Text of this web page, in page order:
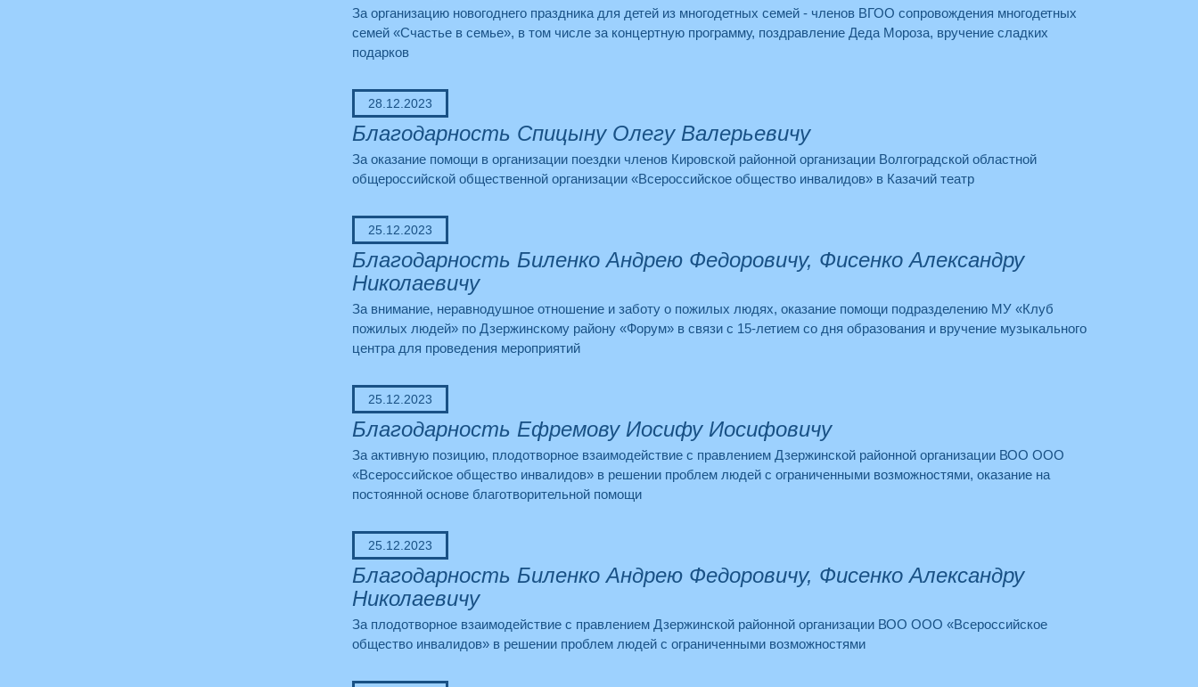
За организацию новогоднего праздника для детей из многодетных семей - членов ВГОО сопровождения многодетных
семей «Счастье в семье», в том числе за концертную программу, поздравление Деда Мороза, вручение сладких
подарков
28.12.2023
Благодарность Спицыну Олегу Валерьевичу
За оказание помощи в организации поездки членов Кировской районной организации Волгоградской областной
общероссийской общественной организации «Всероссийское общество инвалидов» в Казачий театр
25.12.2023
Благодарность Биленко Андрею Федоровичу, Фисенко Александру
Николаевичу
За внимание, неравнодушное отношение и заботу о пожилых людях, оказание помощи подразделению МУ «Клуб
пожилых людей» по Дзержинскому району «Форум» в связи с 15-летием со дня образования и вручение музыкального
центра для проведения мероприятий
25.12.2023
Благодарность Ефремову Иосифу Иосифовичу
За активную позицию, плодотворное взаимодействие с правлением Дзержинской районной организации ВОО ООО
«Всероссийское общество инвалидов» в решении проблем людей с ограниченными возможностями, оказание на
постоянной основе благотворительной помощи
25.12.2023
Благодарность Биленко Андрею Федоровичу, Фисенко Александру
Николаевичу
За плодотворное взаимодействие с правлением Дзержинской районной организации ВОО ООО «Всероссийское
общество инвалидов» в решении проблем людей с ограниченными возможностями